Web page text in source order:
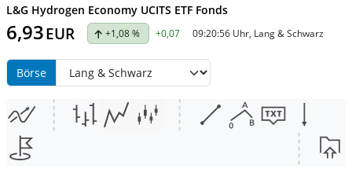
L&G Hydrogen Economy UCITS ETF Fonds
6,93EUR +1,08 % +0,07 09:20:56 Uhr, Lang & Schwarz
Börse